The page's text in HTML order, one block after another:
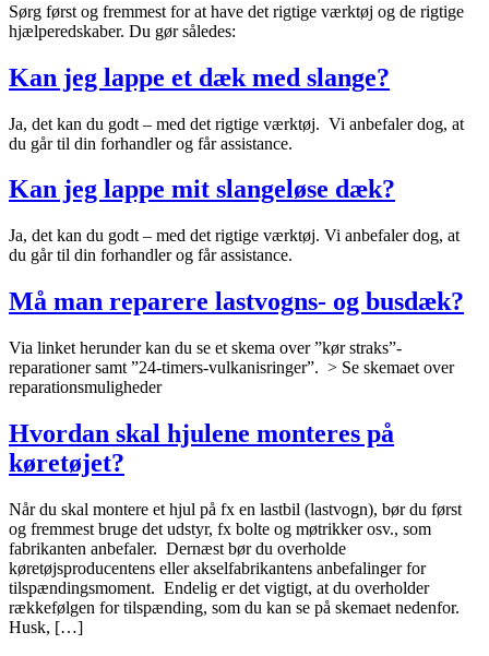
Sørg først og fremmest for at have det rigtige værktøj og de rigtige
hjælperedskaber. Du gør således:
Kan jeg lappe et dæk med slange?
Ja, det kan du godt – med det rigtige værktøj. Vi anbefaler dog, at
du går til din forhandler og får assistance.
Kan jeg lappe mit slangeløse dæk?
Ja, det kan du godt – med det rigtige værktøj. Vi anbefaler dog, at
du går til din forhandler og får assistance.
Må man reparere lastvogns- og busdæk?
Via linket herunder kan du se et skema over ”kør straks”-
reparationer samt ”24-timers-vulkanisringer”. > Se skemaet over
reparationsmuligheder
Hvordan skal hjulene monteres på
køretøjet?
Når du skal montere et hjul på fx en lastbil (lastvogn), bør du først
og fremmest bruge det udstyr, fx bolte og møtrikker osv., som
fabrikanten anbefaler. Dernæst bør du overholde
køretøjsproducentens eller akselfabrikantens anbefalinger for
tilspændingsmoment. Endelig er det vigtigt, at du overholder
rækkefølgen for tilspænding, som du kan se på skemaet nedenfor.
Husk, […]